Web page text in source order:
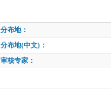
分布地：
分布地(中文)：
审核专家：